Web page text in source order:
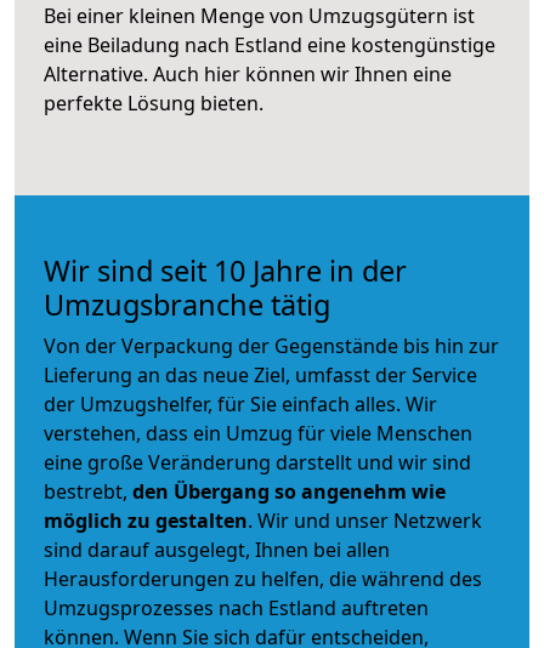
Bei einer kleinen Menge von Umzugsgütern ist
eine Beiladung nach Estland eine kostengünstige
Alternative. Auch hier können wir Ihnen eine
perfekte Lösung bieten.
Wir sind seit 10 Jahre in der
Umzugsbranche tätig
Von der Verpackung der Gegenstände bis hin zur
Lieferung an das neue Ziel, umfasst der Service
der Umzugshelfer, für Sie einfach alles. Wir
verstehen, dass ein Umzug für viele Menschen
eine große Veränderung darstellt und wir sind
bestrebt, den Übergang so angenehm wie
möglich zu gestalten. Wir und unser Netzwerk
sind darauf ausgelegt, Ihnen bei allen
Herausforderungen zu helfen, die während des
Umzugsprozesses nach Estland auftreten
können. Wenn Sie sich dafür entscheiden,